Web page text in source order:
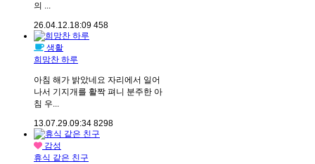
의 ...
26.04.12.18:09 458
생활
희망찬 하루
아침 해가 밝았네요 자리에서 일어
나서 기지개를 활짝 펴니 분주한 아
침 우...
13.07.29.09:34 8298
감성
휴식 같은 친구